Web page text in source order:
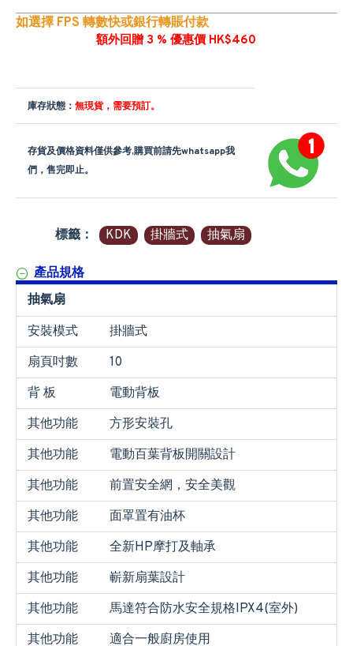
如選擇 FPS 轉數快或銀行轉賬付款
額外回贈 3 % 優惠價 HK$460
庫存狀態： 無現貨，需要預訂。
存貨及價格資料僅供參考,購買前請先whatsapp我
們，售完即止。
標籤： KDK 掛牆式 抽氣扇
產品規格
抽氣扇
安裝模式
掛牆式
扇頁吋數
10
背 板
電動背板
其他功能
方形安裝孔
其他功能
電動百葉背板開關設計
其他功能
前置安全網，安全美觀
其他功能
面罩置有油杯
其他功能
全新HP摩打及軸承
其他功能
嶄新扇葉設計
其他功能
馬達符合防水安全規格IPX4(室外)
其他功能
適合一般廚房使用